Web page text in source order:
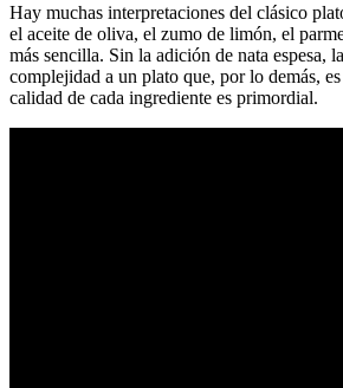
Hay muchas interpretaciones del clásico
el aceite de oliva, el zumo de limón, el
más sencilla. Sin la adición de nata espesa,
complejidad a un plato que, por lo demás,
calidad de cada ingrediente es primordial.